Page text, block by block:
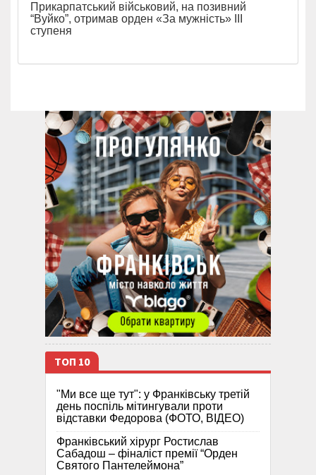
Прикарпатський військовий, на позивний
“Вуйко”, отримав орден «За мужність» ІІІ
ступеня
ТОП 10
"Ми все ще тут": у Франківську третій
день поспіль мітингували проти
відставки Федорова (ФОТО, ВІДЕО)
Франківський хірург Ростислав
Сабадош – фіналіст премії “Орден
Святого Пантелеймона”